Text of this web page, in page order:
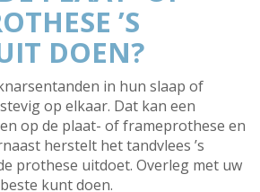
’S
DOEN?
in hun slaap of
op elkaar. Dat kan een
op de plaat- of frameprothese en
herstelt het tandvlees ’s
prothese uitdoet. Overleg met uw
kunt doen.